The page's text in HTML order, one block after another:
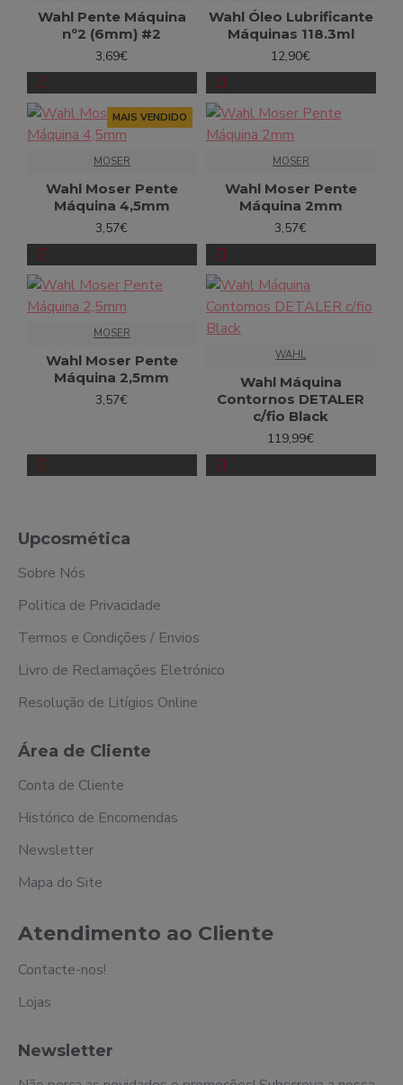
Wahl Pente Máquina
nº2 (6mm) #2
3,69€
Wahl Óleo Lubrificante
Máquinas 118.3ml
12,90€
MAIS VENDIDO
MOSER
Wahl Moser Pente
Máquina 4,5mm
3,57€
MOSER
Wahl Moser Pente
Máquina 2mm
3,57€
MOSER
Wahl Moser Pente
Máquina 2,5mm
3,57€
WAHL
Wahl Máquina
Contornos DETALER
c/fio Black
119,99€
Upcosmética
Sobre Nós
Politica de Privacidade
Termos e Condições / Envios
Livro de Reclamações Eletrónico
Resolução de Litígios Online
Área de Cliente
Conta de Cliente
Histórico de Encomendas
Newsletter
Mapa do Site
Atendimento ao Cliente
Contacte-nos!
Lojas
Newsletter